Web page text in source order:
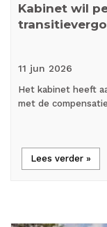
Kabinet wil
11 jun 2026
Het kabinet heeft
met de
Lees verder »